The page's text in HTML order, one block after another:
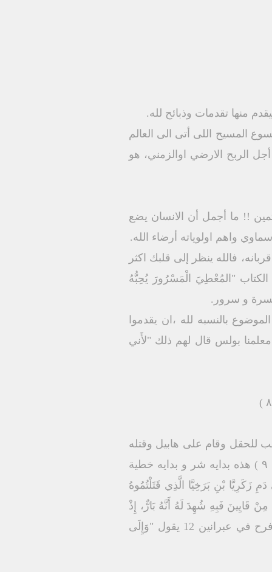
منها تقدمات وذبائح لله.
المسيح اللى أتى الى العالم
( مز ٤٠ : ٨ ) لم يأتي المسيح من أجل الربح الارضي اوالزمني، هو
!! ما أجمل أن الانسان يضع
واهم اولوياته أرضاء الله.
ذلك أن هابيل أهم من قربانه، فالله ينظر إلى قلبك اكثر
"المُعْطِيَ الْمَسْرُورَ يُحِبُّهُ
بالنسبه لله ،ان يقدموا
معلمنا بولس قال لهم ذلك "لأَني
للحقل وقام على هابيل وقتله
في تكوين 4 فَقَالَ الرَّبُّ لِقَايِينَ: "أَيْنَ هَابِيلُ أَخُوكَ؟" فَقَالَ: "لاَ أَعْلَمُ! أَحَارِسٌ أَنَا لأَخِي؟ ( تك ٤ : ٩ ) هذه بدايه شر و بدايه خطية
زَكَرِيَّا بْنِ بَرَخِيَّا الَّذِي قَتَلْتُمُوهُ
لِلِذَبِيحَةً أَفْضَلَ مِنْ قَايِينَ فَبِهِ شُهِدَ لَهُ أَنَّهُ بَارٌّ، إِذْ
شَهِدَ اللهُ لِقَرَابِينِهِ وَبِهِ،وَإِنْ مَاتَ، يَتَكَلَّمْ بَعْدُ!" (عب ١١ : ٤ ) لان قرابين هابيل كانت من قلب فرح في عبرانين 12 يقول "وَإِلَى